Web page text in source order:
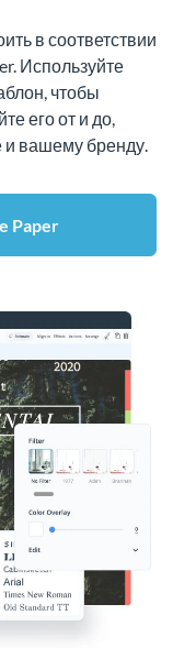
в соответствии
Используйте
чтобы
его от и до,
и вашему бренду.
Paper